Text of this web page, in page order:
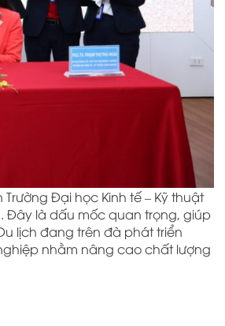
Đại học Kinh tế – Kỹ thuật
Đây là dấu mốc quan trọng, giúp
lịch đang trên đà phát triển
nhằm nâng cao chất lượng